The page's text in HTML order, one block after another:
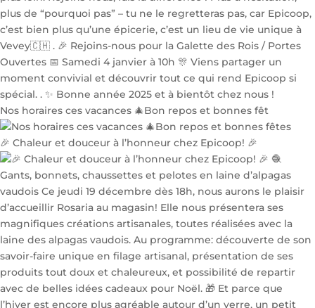
Nos horaires ces vacances 🎄Bon repos et bonnes fêt
🎉 Chaleur et douceur à l’honneur chez Epicoop! 🎉